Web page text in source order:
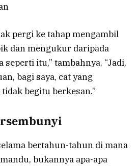
pergi ke tahap mengambil
dan mengukur daripada
itu,” tambahnya. “Jadi,
bagi saya, cat yang
begitu berkesan.”
bertahun-tahun di mana
bukannya apa-apa